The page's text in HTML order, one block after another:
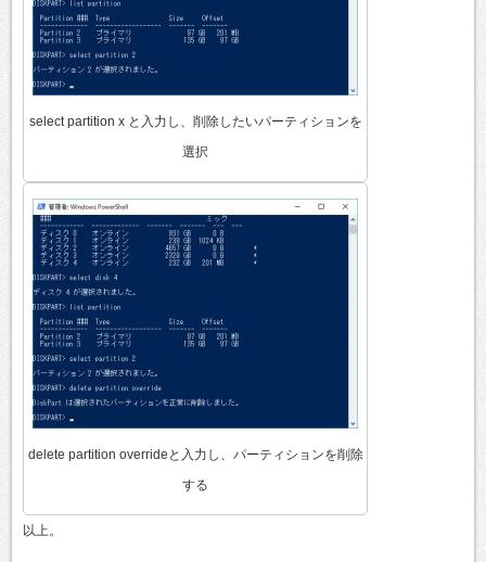
select partition x と入力し、削除したいパーティションを
選択
delete partition overrideと入力し、パーティションを削除
する
以上。